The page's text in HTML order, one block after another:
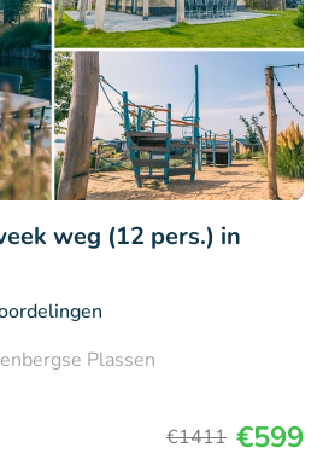
weg (12 pers.) in
Plassen
€1411 €599